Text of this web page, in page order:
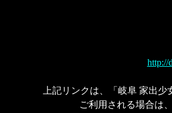
http://
上記リンクは、「岐阜 家出
ご利用される場合は